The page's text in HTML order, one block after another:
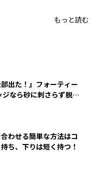
もっと読む
部出た！」フォーティー
なら砂に刺さらず脱出
わせる簡単な方法はコ
ち、下りは短く持つ！